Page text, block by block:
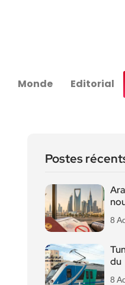
Monde Editorial
Postes
8
du
8